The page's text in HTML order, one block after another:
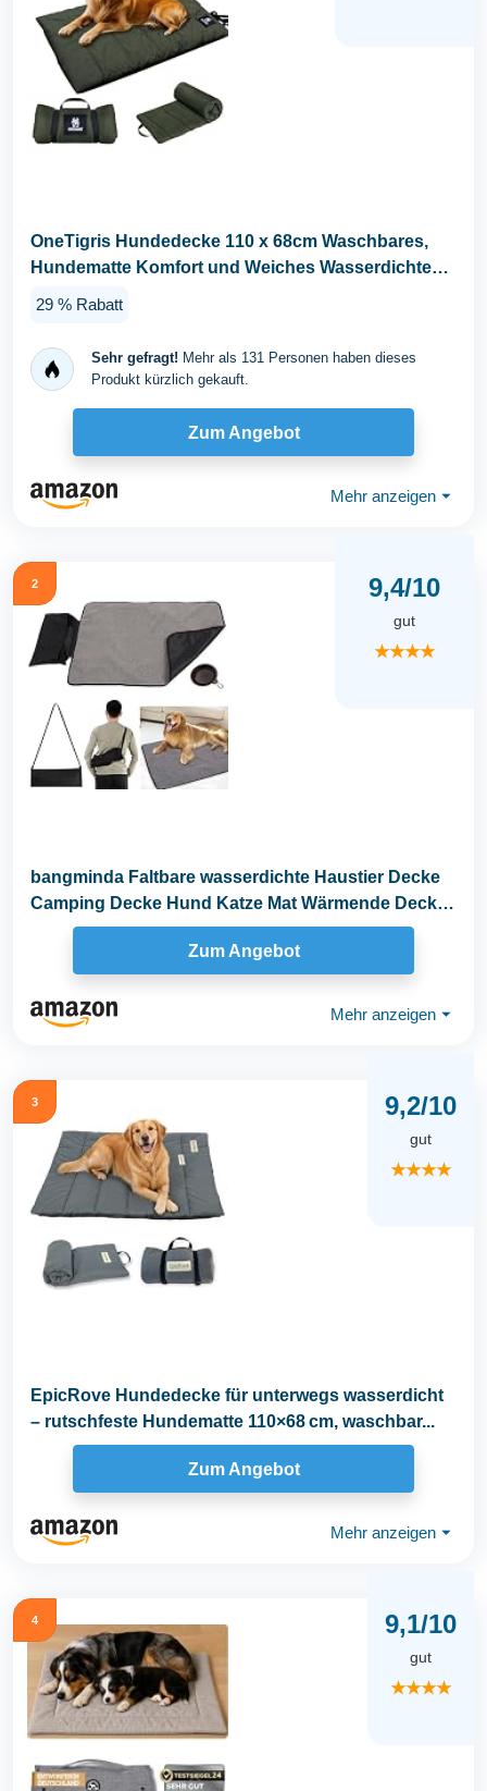
OneTigris Hundedecke 110 x 68cm Waschbares,
Hundematte Komfort und Weiches Wasserdichtes
29 % Rabatt
Sehr gefragt! Mehr als 131 Personen haben dieses
Produkt kürzlich gekauft.
Zum Angebot
Mehr anzeigen ⏷
2 9,4/10
gut
★★★★
bangminda Faltbare wasserdichte Haustier Decke
Camping Decke Hund Katze Mat Wärmende Decke
Zum Angebot
Mehr anzeigen ⏷
3 9,2/10
gut
★★★★
EpicRove Hundedecke für unterwegs wasserdicht
– rutschfeste Hundematte 110×68 cm, waschbar...
Zum Angebot
Mehr anzeigen ⏷
4 9,1/10
gut
★★★★